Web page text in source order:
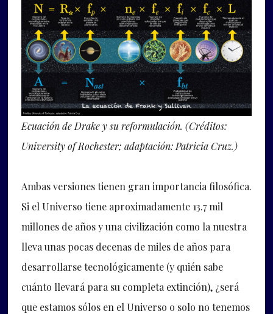
Ecuación de Drake y su reformulación. (Créditos:
University of Rochester; adaptación: Patricia Cruz.)
Ambas versiones tienen gran importancia filosófica.
Si el Universo tiene aproximadamente 13.7 mil
millones de años y una civilización como la nuestra
lleva unas pocas decenas de miles de años para
desarrollarse tecnológicamente (y quién sabe
cuánto llevará para su completa extinción), ¿será
que estamos sólos en el Universo o solo no tenemos